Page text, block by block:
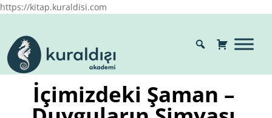
https://kitap.kuraldisi.com
İçimizdeki Şaman –